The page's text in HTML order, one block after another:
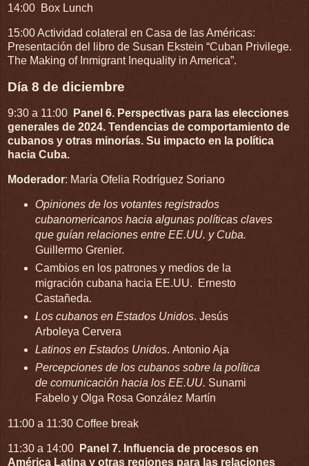
14:00 Box Lunch
15:00 Actividad colateral en Casa de las Américas:
Presentación del libro de Susan Ekstein “Cuban Privilege.
The Making of Inmigrant Inequality in America”.
Día 8 de diciembre
9:30 a 11:00
Panel 6. Perspectivas para las elecciones
generales de 2024. Tendencias de comportamiento de
cubanos y otras minorías. Su impacto en la política
hacia Cuba.
Moderador: María Ofelia Rodríguez Soriano
Opiniones de los votantes registrados
cubanomericanos hacia algunas políticas claves
que guían relaciones entre EE.UU. y Cuba.
Guillermo Grenier.
Cambios en los patrones y medios de la
migración cubana hacia EE.UU. Ernesto
Castañeda.
Los cubanos en Estados Unidos. Jesús
Arboleya Cervera
Latinos en Estados Unidos. Antonio Aja
Percepciones de los cubanos sobre la política
de comunicación hacia los EE.UU. Sunami
Fabelo y Olga Rosa González Martín
11:00 a 11:30 Coffee break
11:30 a 14:00
Panel 7. Influencia de procesos en
América Latina y otras regiones para las relaciones